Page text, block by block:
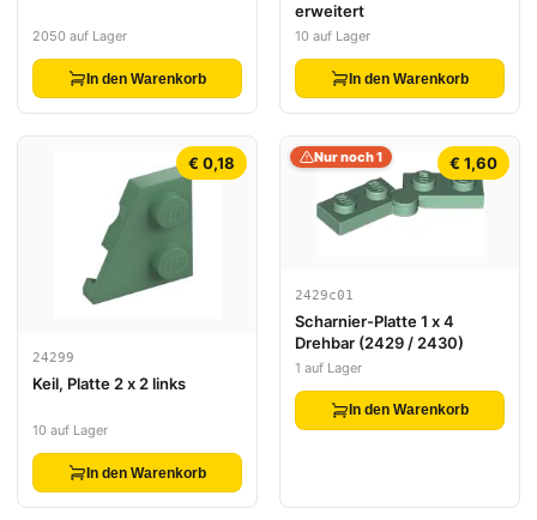
2050 auf Lager
In den Warenkorb
erweitert
10 auf Lager
In den Warenkorb
€ 0,18
24299
Keil, Platte 2 x 2 links
10 auf Lager
In den Warenkorb
€ 1,60
Nur noch 1
2429c01
Scharnier-Platte 1 x 4
Drehbar (2429 / 2430)
1 auf Lager
In den Warenkorb